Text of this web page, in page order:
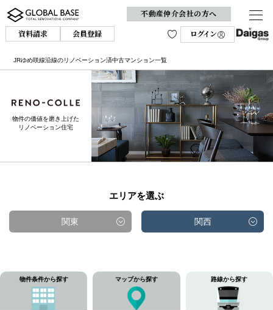
不動産仲介会社の方へ
資料請求
会員登録 ログイン
JRゆめ咲線沿線のリノベーション済中古マンション一覧
物件の価値を磨き上げた
リノベーション住宅
エリアを選ぶ
関東 関西
物件条件から探す マップから探す 路線から探す